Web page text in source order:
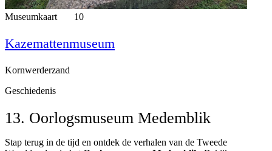
Museumkaart 10
Kazemattenmuseum
Kornwerderzand
Geschiedenis
13. Oorlogsmuseum Medemblik
Stap terug in de tijd en ontdek de verhalen van de Tweede